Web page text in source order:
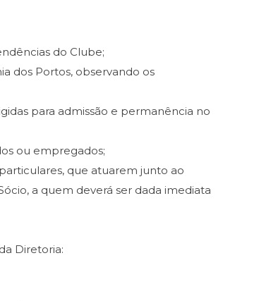
do Clube;
dos Portos, observando os
para admissão e permanência no
ou empregados;
que atuarem junto ao
a quem deverá ser dada imediata
Diretoria: